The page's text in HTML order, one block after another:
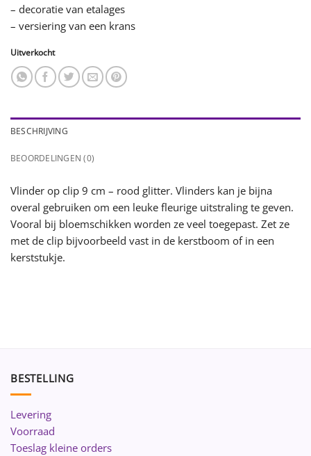
– decoratie van etalages
– versiering van een krans
Uitverkocht
BESCHRIJVING
BEOORDELINGEN (0)
Vlinder op clip 9 cm – rood glitter. Vlinders kan je bijna
overal gebruiken om een leuke fleurige uitstraling te geven.
Vooral bij bloemschikken worden ze veel toegepast. Zet ze
met de clip bijvoorbeeld vast in de kerstboom of in een
kerststukje.
BESTELLING
Levering
Voorraad
Toeslag kleine orders